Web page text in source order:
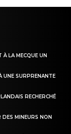
LA MECQUE UN
UNE SURPRENANTE
RECHERCHÉ
MINEURS NON